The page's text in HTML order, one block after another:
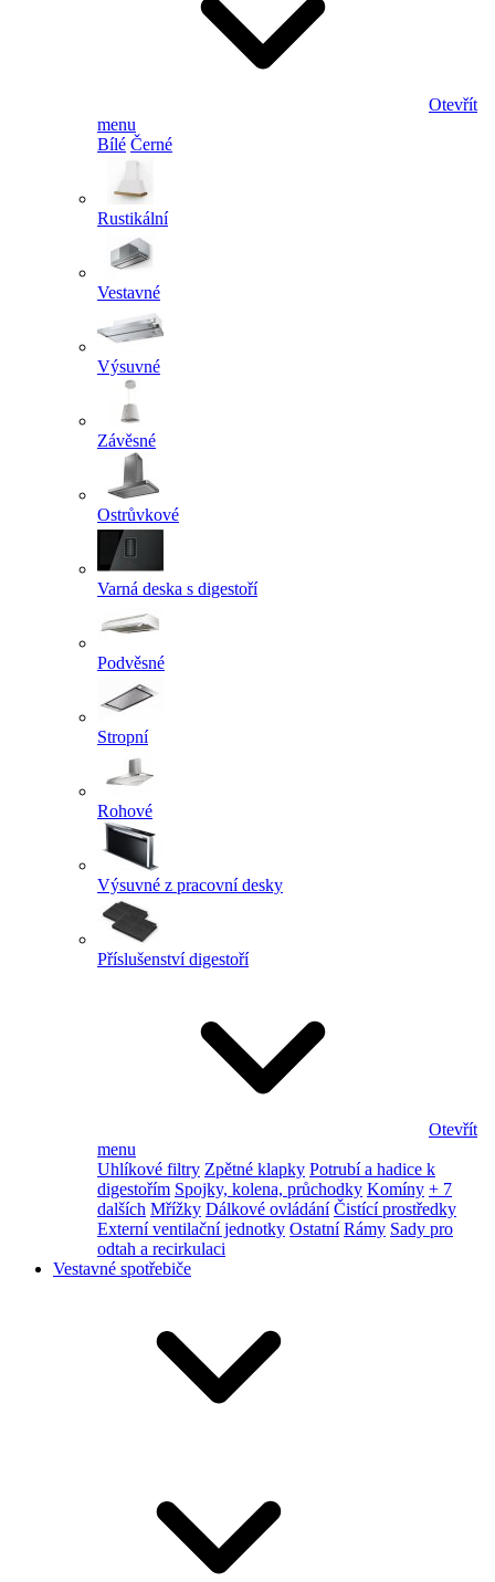
Otevřít
menu
Bílé Černé
Rustikální
Vestavné
Výsuvné
Závěsné
Ostrůvkové
Varná deska s digestoří
Podvěsné
Stropní
Rohové
Výsuvné z pracovní desky
Příslušenství digestoří
Otevřít
menu
Uhlíkové filtry Zpětné klapky Potrubí a hadice k
digestořím Spojky, kolena, průchodky Komíny + 7
dalších Mřížky Dálkové ovládání Čistící prostředky
Externí ventilační jednotky Ostatní Rámy Sady pro
odtah a recirkulaci
Vestavné spotřebiče